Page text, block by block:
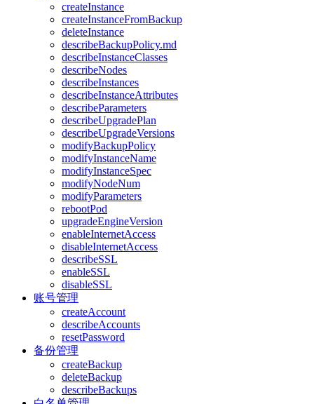
createInstance
createInstanceFromBackup
deleteInstance
describeBackupPolicy.md
describeInstanceClasses
describeNodes
describeInstances
describeInstanceAttributes
describeParameters
describeUpgradePlan
describeUpgradeVersions
modifyBackupPolicy
modifyInstanceName
modifyInstanceSpec
modifyNodeNum
modifyParameters
rebootPod
upgradeEngineVersion
enableInternetAccess
disableInternetAccess
describeSSL
enableSSL
disableSSL
账号管理
createAccount
describeAccounts
resetPassword
备份管理
createBackup
deleteBackup
describeBackups